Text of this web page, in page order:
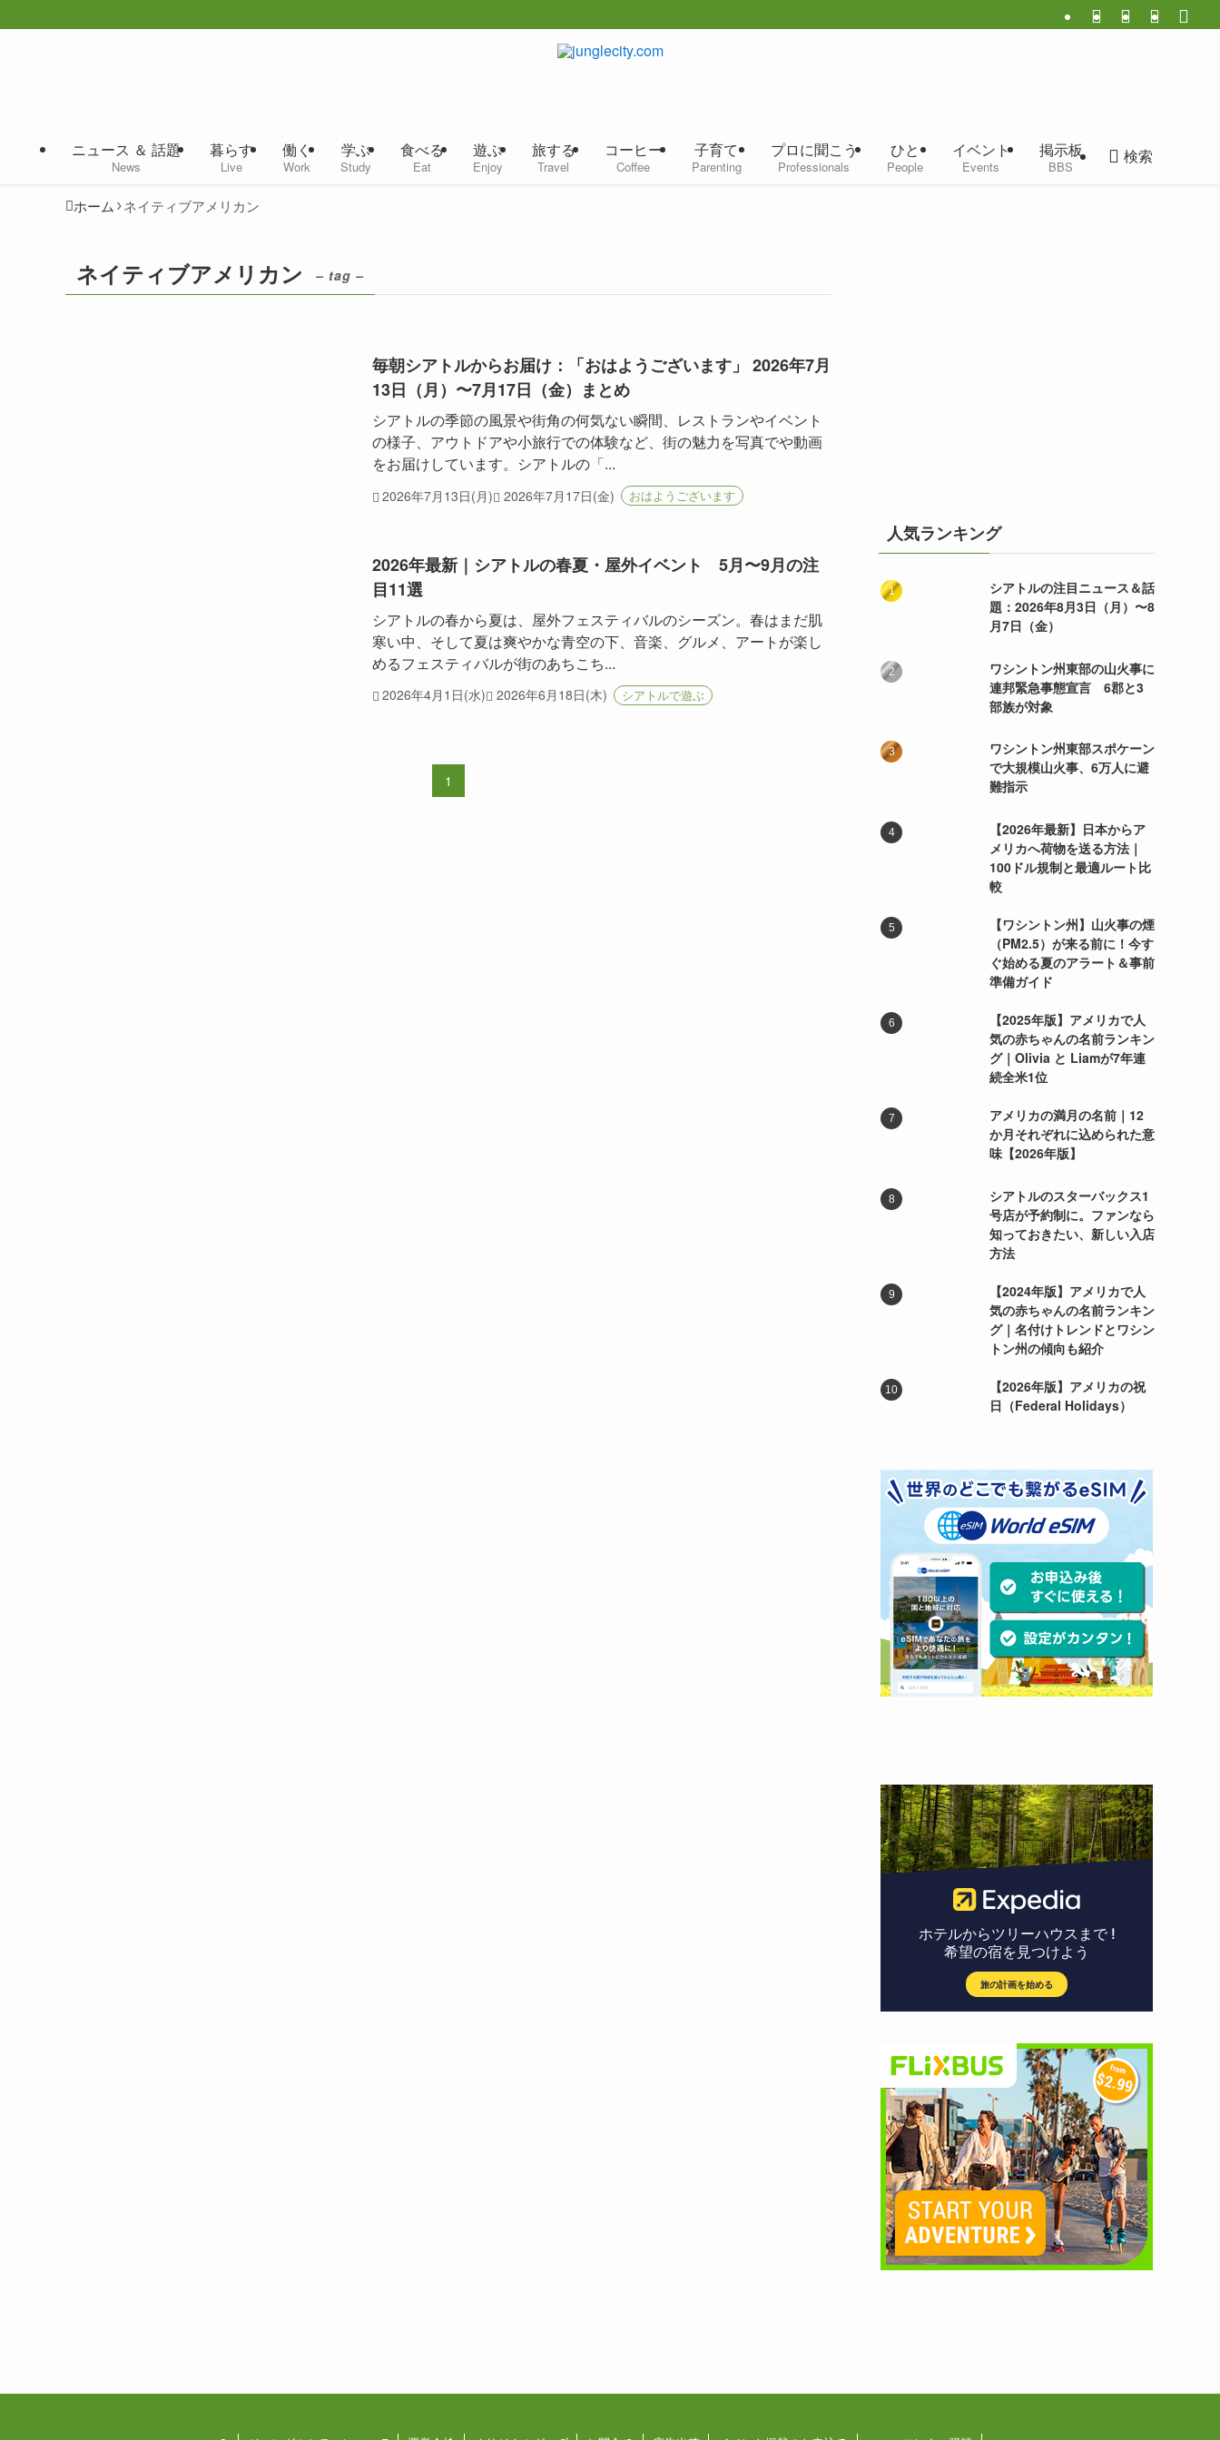
ニュース ＆ 話題
News
暮らす
Live
働く
Work
学ぶ
Study
食べる
Eat
遊ぶ
Enjoy
旅する
Travel
コーヒー
Coffee
子育て
Parenting
プロに聞こう
Professionals
ひと
People
イベント
Events
掲示板
BBS
検索
ホーム ネイティブアメリカン
ネイティブアメリカン – tag –
毎朝シアトルからお届け：「おはようございます」 2026年7月
13日（月）〜7月17日（金）まとめ
シアトルの季節の風景や街角の何気ない瞬間、レストランやイベント
の様子、アウトドアや小旅行での体験など、街の魅力を写真でや動画
をお届けしています。シアトルの「...
2026年7月13日(月) 2026年7月17日(金) おはようございます
2026年最新｜シアトルの春夏・屋外イベント 5月〜9月の注
目11選
シアトルの春から夏は、屋外フェスティバルのシーズン。春はまだ肌
寒い中、そして夏は爽やかな青空の下、音楽、グルメ、アートが楽し
めるフェスティバルが街のあちこち...
2026年4月1日(水) 2026年6月18日(木) シアトルで遊ぶ
1
人気ランキング
シアトルの注目ニュース＆話
題：2026年8月3日（月）〜8
月7日（金）
ワシントン州東部の山火事に
連邦緊急事態宣言 6郡と3
部族が対象
ワシントン州東部スポケーン
で大規模山火事、6万人に避
難指示
【2026年最新】日本からア
メリカへ荷物を送る方法｜
100ドル規制と最適ルート比
較
【ワシントン州】山火事の煙
（PM2.5）が来る前に！今す
ぐ始める夏のアラート＆事前
準備ガイド
【2025年版】アメリカで人
気の赤ちゃんの名前ランキン
グ｜Olivia と Liamが7年連
続全米1位
アメリカの満月の名前｜12
か月それぞれに込められた意
味【2026年版】
シアトルのスターバックス1
号店が予約制に。ファンなら
知っておきたい、新しい入店
方法
【2024年版】アメリカで人
気の赤ちゃんの名前ランキン
グ｜名付けトレンドとワシン
トン州の傾向も紹介
【2026年版】アメリカの祝
日（Federal Holidays）